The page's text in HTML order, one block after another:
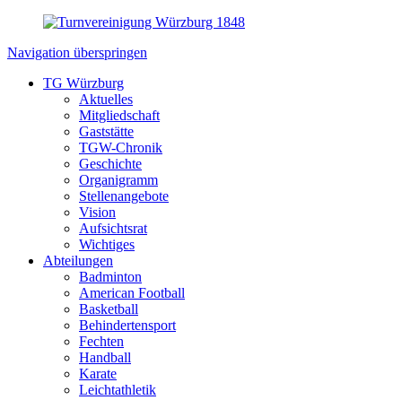
Navigation überspringen
TG Würzburg
Aktuelles
Mitgliedschaft
Gaststätte
TGW-Chronik
Geschichte
Organigramm
Stellenangebote
Vision
Aufsichtsrat
Wichtiges
Abteilungen
Badminton
American Football
Basketball
Behindertensport
Fechten
Handball
Karate
Leichtathletik